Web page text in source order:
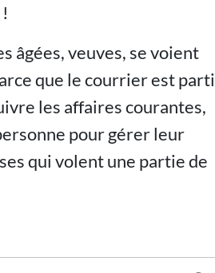
âgées, veuves, se voient
que le courrier est parti
les affaires courantes,
pour gérer leur
qui volent une partie de